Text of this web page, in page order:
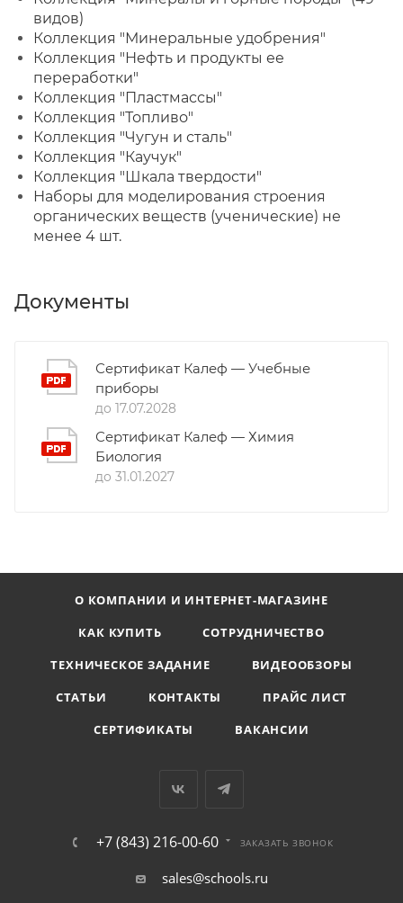
видов)
Коллекция "Минеральные удобрения"
Коллекция "Нефть и продукты ее
переработки"
Коллекция "Пластмассы"
Коллекция "Топливо"
Коллекция "Чугун и сталь"
Коллекция "Каучук"
Коллекция "Шкала твердости"
Наборы для моделирования строения
органических веществ (ученические) не
менее 4 шт.
Документы
Сертификат Калеф — Учебные
приборы
до 17.07.2028
Сертификат Калеф — Химия
Биология
до 31.01.2027
О КОМПАНИИ И ИНТЕРНЕТ-МАГАЗИНЕ
КАК КУПИТЬ
СОТРУДНИЧЕСТВО
ТЕХНИЧЕСКОЕ ЗАДАНИЕ
ВИДЕООБЗОРЫ
СТАТЬИ
КОНТАКТЫ
ПРАЙС ЛИСТ
СЕРТИФИКАТЫ
ВАКАНСИИ
+7 (843) 216-00-60 ЗАКАЗАТЬ ЗВОНОК
sales@schools.ru